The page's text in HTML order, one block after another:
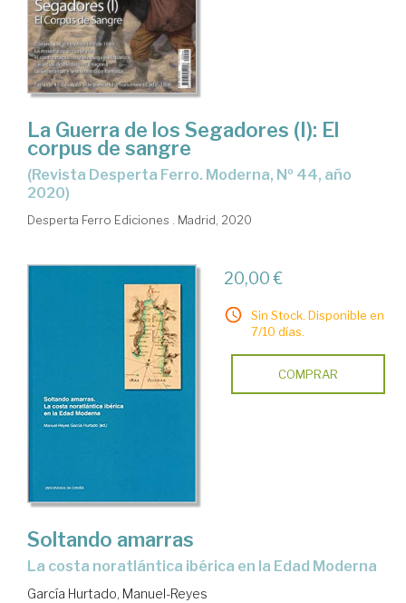
La Guerra de los Segadores (I): El
corpus de sangre
(Revista Desperta Ferro. Moderna, Nº 44, año
2020)
Desperta Ferro Ediciones . Madrid, 2020
20,00 €
Sin Stock. Disponible en
7/10 días.
COMPRAR
Soltando amarras
La costa noratlántica ibérica en la Edad Moderna
García Hurtado, Manuel-Reyes